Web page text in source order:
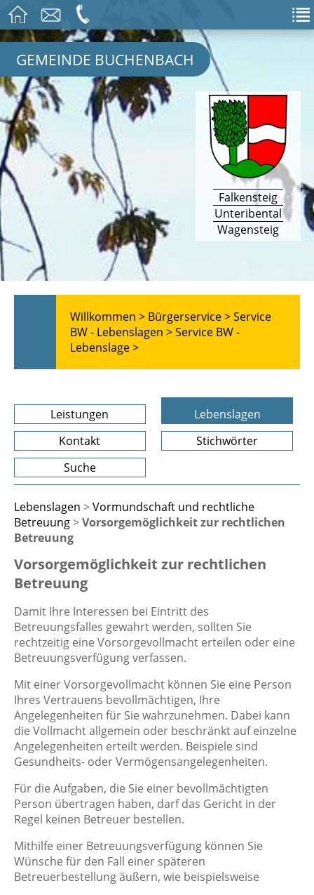
GEMEINDE BUCHENBACH
Falkensteig
Unteribental
Wagensteig
Willkommen > Bürgerservice >Service
BW - Lebenslagen >Service BW -
Lebenslage >
Leistungen
Lebenslagen
Kontakt
Stichwörter
Suche
Lebenslagen >Vormundschaft und rechtliche
Betreuung>Vorsorgemöglichkeit zur rechtlichen
Betreuung
Vorsorgemöglichkeit zur rechtlichen
Betreuung
Damit Ihre Interessen bei Eintritt des
Betreuungsfalles gewahrt werden, sollten Sie
rechtzeitig eine Vorsorgevollmacht erteilen oder eine
Betreuungsverfügung verfassen.
Mit einer Vorsorgevollmacht können Sie eine Person
Ihres Vertrauens bevollmächtigen, Ihre
Angelegenheiten für Sie wahrzunehmen. Dabei kann
die Vollmacht allgemein oder beschränkt auf einzelne
Angelegenheiten erteilt werden. Beispiele sind
Gesundheits- oder Vermögensangelegenheiten.
Für die Aufgaben, die Sie einer bevollmächtigten
Person übertragen haben, darf das Gericht in der
Regel keinen Betreuer bestellen.
Mithilfe einer Betreuungsverfügung können Sie
Wünsche für den Fall einer späteren
Betreuerbestellung äußern, wie beispielsweise